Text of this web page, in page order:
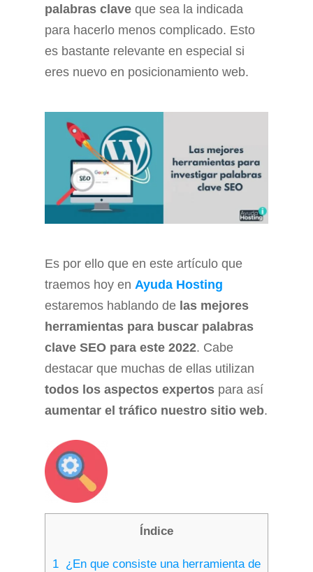
palabras clave que sea la indicada
para hacerlo menos complicado. Esto
es bastante relevante en especial si
eres nuevo en posicionamiento web.
Es por ello que en este artículo que
traemos hoy en Ayuda Hosting
estaremos hablando de las mejores
herramientas para buscar palabras
clave SEO para este 2022. Cabe
destacar que muchas de ellas utilizan
todos los aspectos expertos para así
aumentar el tráfico nuestro sitio web.
Índice
1 ¿En que consiste una herramienta de